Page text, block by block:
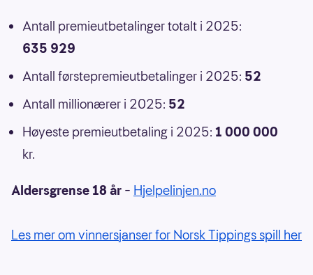
Antall premieutbetalinger totalt i 2025:
635 929
Antall førstepremieutbetalinger i 2025: 52
Antall millionærer i 2025: 52
Høyeste premieutbetaling i 2025: 1 000 000
kr.
Aldersgrense 18 år – Hjelpelinjen.no
Les mer om vinnersjanser for Norsk Tippings spill her